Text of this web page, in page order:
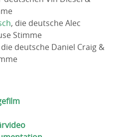
, die deutsche Alec
Stimme
die deutsche Daniel Craig &